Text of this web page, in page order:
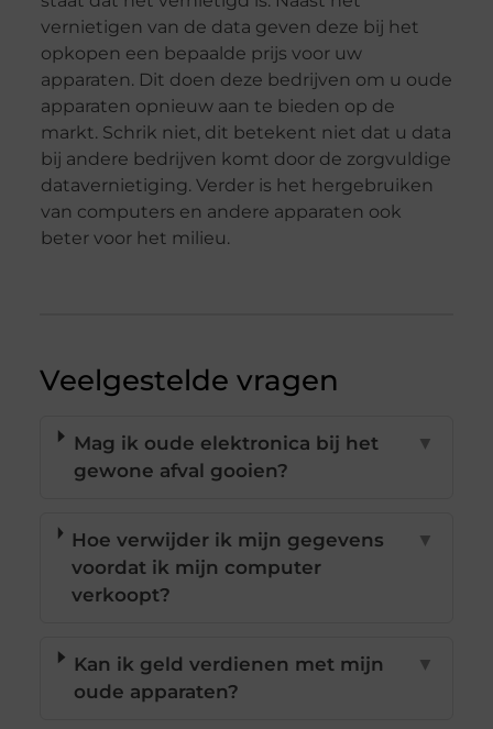
vernietigen van de data geven deze bij het
opkopen een bepaalde prijs voor uw
apparaten. Dit doen deze bedrijven om u oude
apparaten opnieuw aan te bieden op de
markt. Schrik niet, dit betekent niet dat u data
bij andere bedrijven komt door de zorgvuldige
datavernietiging. Verder is het hergebruiken
van computers en andere apparaten ook
beter voor het milieu.
Veelgestelde vragen
Mag ik oude elektronica bij het
gewone afval gooien?
▼
Hoe verwijder ik mijn gegevens
voordat ik mijn computer
verkoopt?
▼
Kan ik geld verdienen met mijn
oude apparaten?
▼